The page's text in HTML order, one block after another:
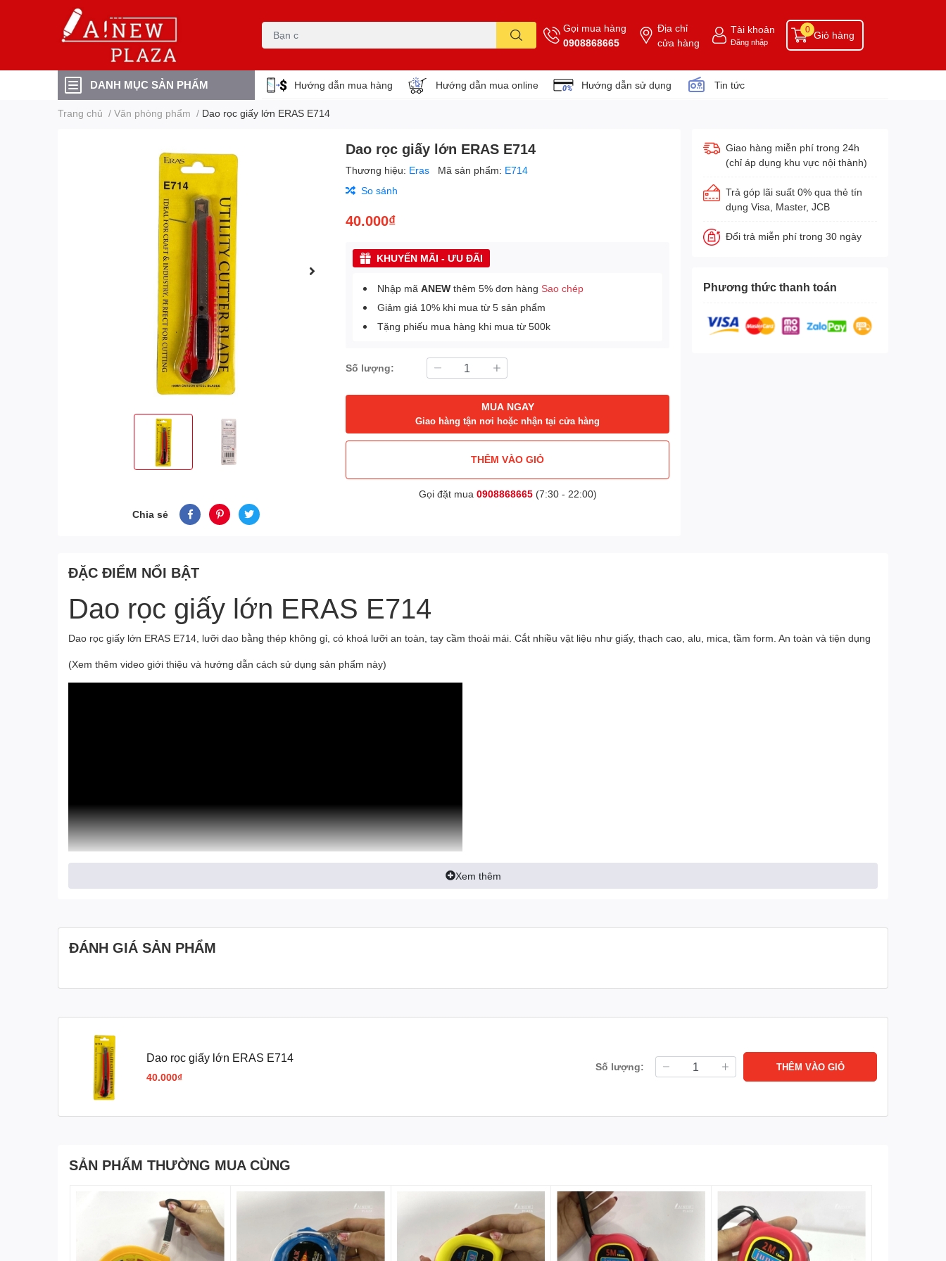
Gọi mua hàng
0908868665
Địa chỉ
cửa hàng
Tài khoản
Đăng nhập
Giỏ hàng
0
DANH MỤC SẢN PHẨM Hướng dẫn mua hàng Hướng dẫn mua online Hướng dẫn sử dụng Tin tức
Trang chủ / Văn phòng phẩm / Dao rọc giấy lớn ERAS E714
Chia sẻ
Dao rọc giấy lớn ERAS E714
Thương hiệu: Eras Mã sản phẩm: E714
So sánh
40.000₫
KHUYẾN MÃI - ƯU ĐÃI
Nhập mãANEW thêm 5% đơn hàngSao chép
Giảm giá 10% khi mua từ 5 sản phẩm
Tặng phiếu mua hàng khi mua từ 500k
Số lượng:
MUA NGAY
Giao hàng tận nơi hoặc nhận tại cửa hàng
THÊM VÀO GIỎ
Gọi đặt mua 0908868665(7:30 - 22:00)
Giao hàng miễn phí trong 24h
(chỉ áp dụng khu vực nội thành)
Trả góp lãi suất 0% qua thẻ tín
dụng Visa, Master, JCB
Đổi trả miễn phí trong 30 ngày
Phương thức thanh toán
ĐẶC ĐIỂM NỔI BẬT
Dao rọc giấy lớn ERAS E714
Dao rọc giấy lớn ERAS E714, lưỡi dao bằng thép không gỉ, có khoá lưỡi an toàn, tay cầm thoải mái. Cắt nhiều vật liệu như giấy, thạch cao, alu, mica, tầm form. An toàn và tiện dụng
(Xem thêm video giới thiệu và hướng dẫn cách sử dụng sản phẩm này)
Bạn đang tìm kiếm một công cụ cắt giấy hiệu quả và chuyên nghiệp? Đừng bỏ qua bài đánh giá và hướng dẫn sử dụng dao rọc giấy chuyên nghiệp này.
Thông số kỹ thuật:
Chất liệu lưỡi dao: Lưỡi dao sắc bén được làm từ thép không gỉ chất lượng cao, đảm bảo độ cắt chính xác và sạch sẽ mà không gây rách hay nhòe giấy. Không chỉ dừng lại ở
khả năng cắt tuyệt vời, dao rọc giấy của chúng tôi cũng được thiết kế với sự thoải mái và an toàn cho người sử dụng.
Khả năng cắt và các tính năng khác:
này tạo ra một công cụ linh hoạt và đa dụng cho nhiều ứng dụng.
Cắt tấm Foam
Xem thêm
ĐÁNH GIÁ SẢN PHẨM
Dao rọc giấy lớn ERAS E714
40.000₫
Số lượng: THÊM VÀO GIỎ
SẢN PHẨM THƯỜNG MUA CÙNG